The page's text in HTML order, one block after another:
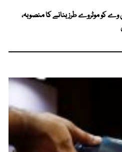
وے کو موٹروے طرز بنانے کا منصوبہ،